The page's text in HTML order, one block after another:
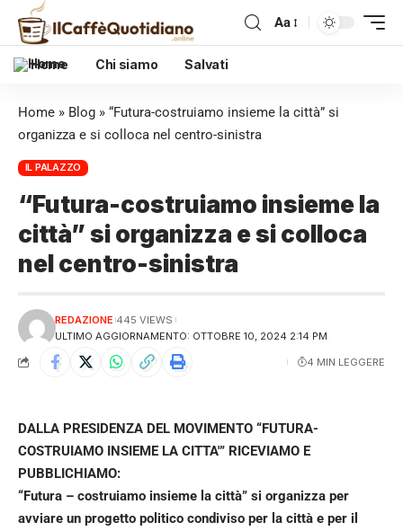
Aa
Home Chi siamo Salvati
Home » Blog » “Futura-costruiamo insieme la città” si
organizza e si colloca nel centro-sinistra
IL PALAZZO
“Futura-costruiamo insieme la
città” si organizza e si colloca
nel centro-sinistra
ULTIMO AGGIORNAMENTO: OTTOBRE 10, 2024 2:14 PM
REDAZIONE 445 VIEWS
4 MIN LEGGERE
DALLA PRESIDENZA DEL MOVIMENTO “FUTURA-
COSTRUIAMO INSIEME LA CITTA'” RICEVIAMO E
PUBBLICHIAMO:
“Futura – costruiamo insieme la città” si organizza per
avviare un progetto politico condiviso per la città e per il